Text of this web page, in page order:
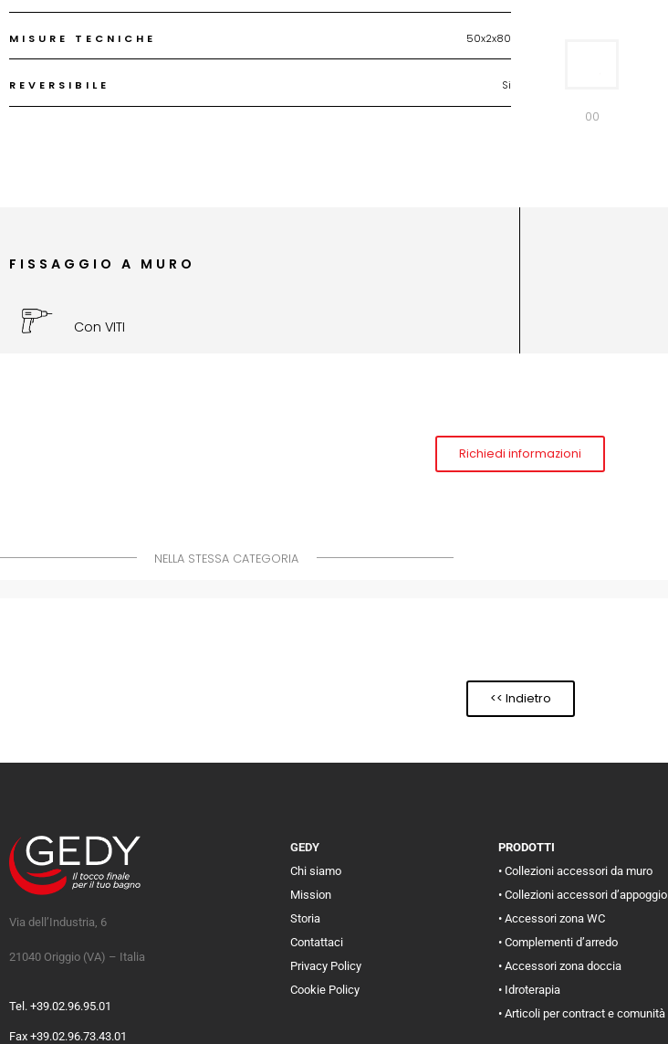
MISURE TECNICHE 50x2x80
REVERSIBILE Si
00
FISSAGGIO A MURO
Con VITI
Richiedi informazioni
NELLA STESSA CATEGORIA
<< Indietro
Via dell’Industria, 6
21040 Origgio (VA) – Italia
Tel. +39.02.96.95.01
Fax +39.02.96.73.43.01
GEDY
Chi siamo
Mission
Storia
Contattaci
Privacy Policy
Cookie Policy
PRODOTTI
• Collezioni accessori da muro
• Collezioni accessori d’appoggio
• Accessori zona WC
• Complementi d’arredo
• Accessori zona doccia
• Idroterapia
• Articoli per contract e comunità